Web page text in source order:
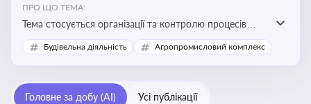
ПРО ЩО ТЕМА:
Тема стосується організації та контролю процесів
переробки деревини, дотримання технічних
стандартів, екологічних вимог і безпеки праці на
Будівельна діяльність Агропромисловий комплекс
Головне за добу (AI) Усі публікації